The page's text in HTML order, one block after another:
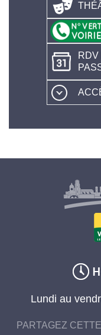
RDV
Lundi au
PARTAGEZ